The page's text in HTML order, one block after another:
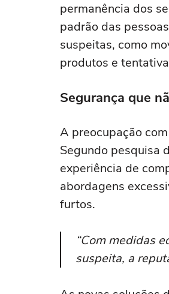
permanência dos
padrão das
suspeitas, como
produtos e
Segurança que
A preocupação
Segundo pesquisa
experiência de
abordagens
furtos.
“Com medidas
suspeita, a